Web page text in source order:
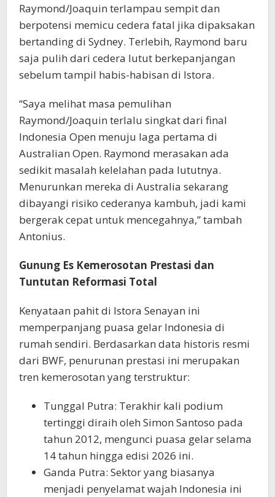
Raymond/Joaquin terlampau sempit dan
berpotensi memicu cedera fatal jika dipaksakan
bertanding di Sydney. Terlebih, Raymond baru
saja pulih dari cedera lutut berkepanjangan
sebelum tampil habis-habisan di Istora.
“Saya melihat masa pemulihan
Raymond/Joaquin terlalu singkat dari final
Indonesia Open menuju laga pertama di
Australian Open. Raymond merasakan ada
sedikit masalah kelelahan pada lututnya.
Menurunkan mereka di Australia sekarang
dibayangi risiko cederanya kambuh, jadi kami
bergerak cepat untuk mencegahnya,” tambah
Antonius.
Gunung Es Kemerosotan Prestasi dan
Tuntutan Reformasi Total
Kenyataan pahit di Istora Senayan ini
memperpanjang puasa gelar Indonesia di
rumah sendiri. Berdasarkan data historis resmi
dari BWF, penurunan prestasi ini merupakan
tren kemerosotan yang terstruktur:
Tunggal Putra: Terakhir kali podium
tertinggi diraih oleh Simon Santoso pada
tahun 2012, mengunci puasa gelar selama
14 tahun hingga edisi 2026 ini.
Ganda Putra: Sektor yang biasanya
menjadi penyelamat wajah Indonesia ini